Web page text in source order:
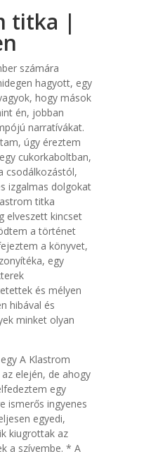
titka |
számára
hagyott, egy
hogy mások
én, jobban
narratívákat.
úgy éreztem
cukorkaboltban,
csodálkozástól,
izgalmas dolgokat
titka
elveszett kincset
a történet
a könyvet,
egy
és mélyen
hibával és
minket olyan
A Klastrom
elején, de ahogy
egy
ismerős ingyenes
egyedi,
kiugrottak az
a szívembe. * A